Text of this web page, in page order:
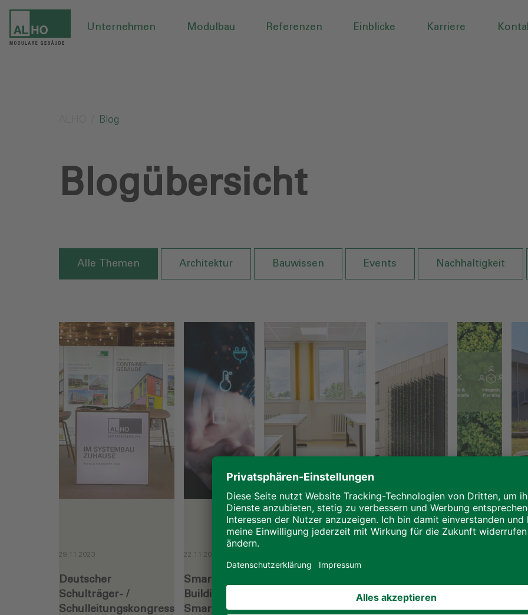
Unternehmen Modulbau Referenzen Einblicke Karriere
Blog
Blogübersicht
Alle Themen Architektur Bauwissen Events Nachhaltigkeit
29.11.2023
Deutscher
Schulträger- /
Schulleitungskongress
22.11.2023
Smart
Building –
Smart Home
„Schuldrehscheibe“
in Pankow
in Sachen
Nachhaltigkeit
03.08.2023
ALHO
2023